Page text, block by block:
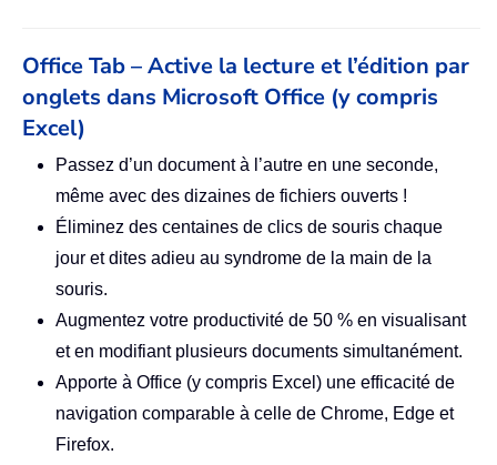
Office Tab – Active la lecture et l’édition par
onglets dans Microsoft Office (y compris
Excel)
Passez d’un document à l’autre en une seconde,
même avec des dizaines de fichiers ouverts !
Éliminez des centaines de clics de souris chaque
jour et dites adieu au syndrome de la main de la
souris.
Augmentez votre productivité de 50 % en visualisant
et en modifiant plusieurs documents simultanément.
Apporte à Office (y compris Excel) une efficacité de
navigation comparable à celle de Chrome, Edge et
Firefox.